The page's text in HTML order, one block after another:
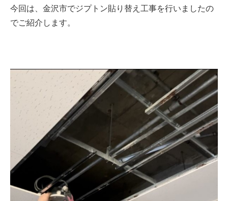
今回は、金沢市でジプトン貼り替え工事を行いましたの
でご紹介します。